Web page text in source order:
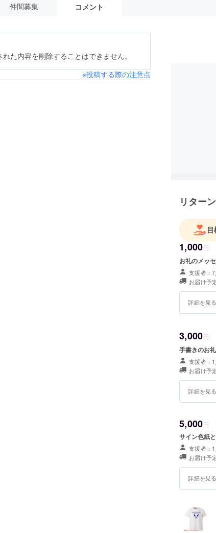
仲間募集 コメント
た内容を削除することはできません。
※投稿する際の注意点
リター
1,000円
お礼のメッ
支援者：
お届け予
詳細を見
3,000円
手書きのお
支援者：
お届け予
詳細を見
5,000円
サイン色紙
支援者：
お届け予
詳細を見